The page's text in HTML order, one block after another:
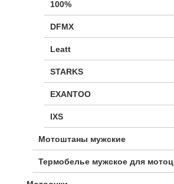
100%
DFMX
Leatt
STARKS
EXANTOO
IXS
Мотоштаны мужские
Термобелье мужское для